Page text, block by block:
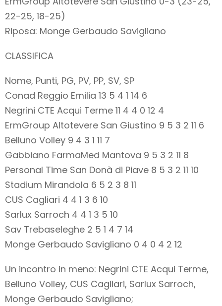
22-25, 18-25)
Riposa: Monge Gerbaudo Savigliano
CLASSIFICA
Nome, Punti, PG, PV, PP, SV, SP
Conad Reggio Emilia 13 5 4 1 14 6
Negrini CTE Acqui Terme 11 4 4 0 12 4
ErmGroup Altotevere San Giustino 9 5 3 2 11 6
Belluno Volley 9 4 3 1 11 7
Gabbiano FarmaMed Mantova 9 5 3 2 11 8
Personal Time San Donà di Piave 8 5 3 2 11 10
Stadium Mirandola 6 5 2 3 8 11
CUS Cagliari 4 4 1 3 6 10
Sarlux Sarroch 4 4 1 3 5 10
Sav Trebaseleghe 2 5 1 4 7 14
Monge Gerbaudo Savigliano 0 4 0 4 2 12
Un incontro in meno: Negrini CTE Acqui Terme,
Belluno Volley, CUS Cagliari, Sarlux Sarroch,
Monge Gerbaudo Savigliano;